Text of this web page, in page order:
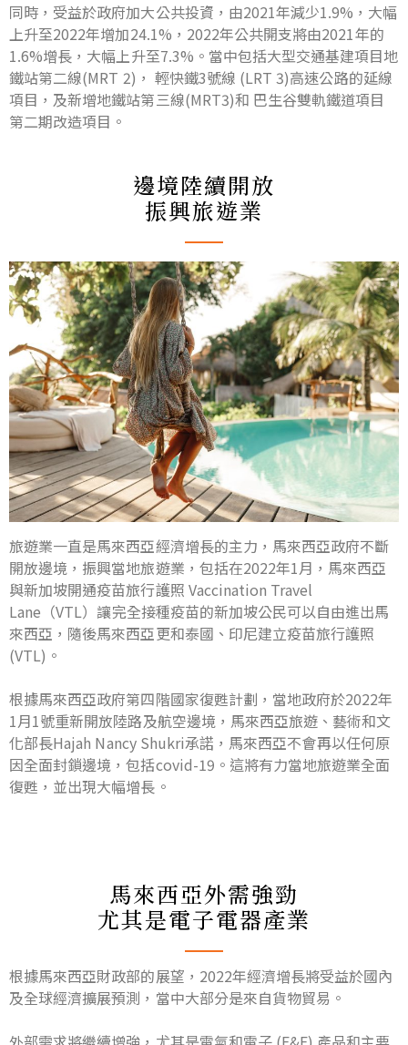
同時，受益於政府加大公共投資，由2021年減少1.9%，大幅
上升至2022年增加24.1%，2022年公共開支將由2021年的
1.6%增長，大幅上升至7.3%。當中包括大型交通基建項目地
鐵站第二線(MRT 2)， 輕快鐵3號線 (LRT 3)高速公路的延線
項目，及新增地鐵站第三線(MRT3)和 巴生谷雙軌鐵道項目
第二期改造項目。
邊境陸續開放
振興旅遊業
旅遊業一直是馬來西亞經濟增長的主力，馬來西亞政府不斷
開放邊境，振興當地旅遊業，包括在2022年1月，馬來西亞
與新加坡開通疫苗旅行護照 Vaccination Travel
Lane（VTL）讓完全接種疫苗的新加坡公民可以自由進出馬
來西亞，隨後馬來西亞更和泰國、印尼建立疫苗旅行護照
(VTL)。
根據馬來西亞政府第四階國家復甦計劃，當地政府於2022年
1月1號重新開放陸路及航空邊境，馬來西亞旅遊、藝術和文
化部長Hajah Nancy Shukri承諾，馬來西亞不會再以任何原
因全面封鎖邊境，包括covid-19。這將有力當地旅遊業全面
復甦，並出現大幅增長。
馬來西亞外需強勁
尤其是電子電器產業
根據馬來西亞財政部的展望，2022年經濟增長將受益於國內
及全球經濟擴展預測，當中大部分是來自貨物貿易。